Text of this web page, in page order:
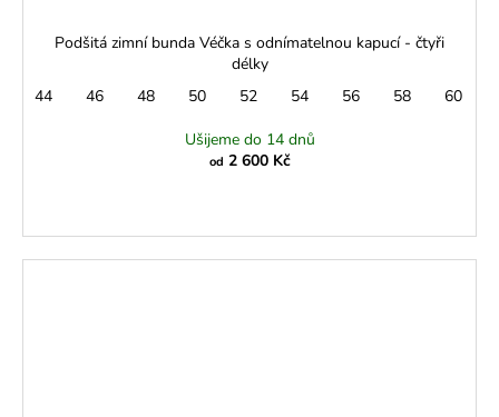
Podšitá zimní bunda Véčka s odnímatelnou kapucí - čtyři
délky
44
46 48 50 52 54 56 58 60
Ušijeme do 14 dnů
od 2 600 Kč